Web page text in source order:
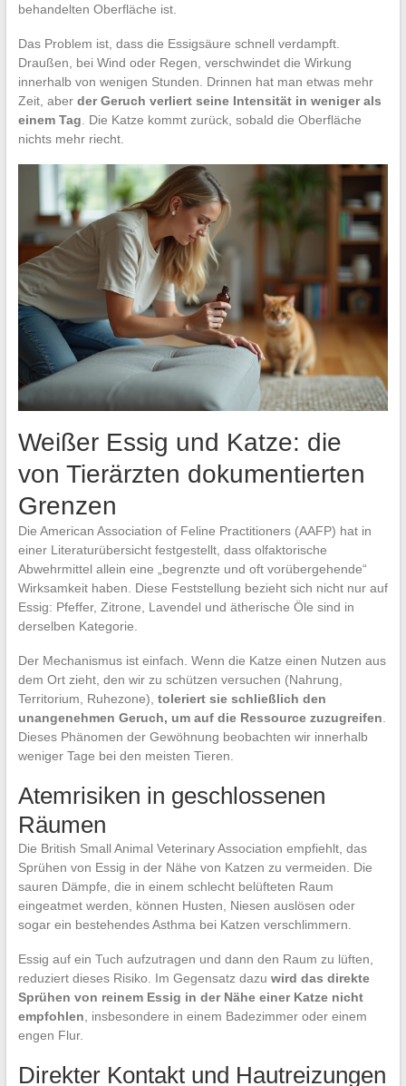
behandelten Oberfläche ist.
Das Problem ist, dass die Essigsäure schnell verdampft.
Draußen, bei Wind oder Regen, verschwindet die Wirkung
innerhalb von wenigen Stunden. Drinnen hat man etwas mehr
Zeit, aber der Geruch verliert seine Intensität in weniger als
einem Tag . Die Katze kommt zurück, sobald die Oberfläche
nichts mehr riecht.
Weißer Essig und Katze: die
von Tierärzten dokumentierten
Grenzen
Die American Association of Feline Practitioners (AAFP) hat in
einer Literaturübersicht festgestellt, dass olfaktorische
Abwehrmittel allein eine „begrenzte und oft vorübergehende“
Wirksamkeit haben. Diese Feststellung bezieht sich nicht nur auf
Essig: Pfeffer, Zitrone, Lavendel und ätherische Öle sind in
derselben Kategorie.
Der Mechanismus ist einfach. Wenn die Katze einen Nutzen aus
dem Ort zieht, den wir zu schützen versuchen (Nahrung,
Territorium, Ruhezone), toleriert sie schließlich den
unangenehmen Geruch, um auf die Ressource zuzugreifen
Dieses Phänomen der Gewöhnung beobachten wir innerhalb
weniger Tage bei den meisten Tieren.
Atemrisiken in geschlossenen
Räumen
Die British Small Animal Veterinary Association empfiehlt, das
Sprühen von Essig in der Nähe von Katzen zu vermeiden. Die
sauren Dämpfe, die in einem schlecht belüfteten Raum
eingeatmet werden, können Husten, Niesen auslösen oder
sogar ein bestehendes Asthma bei Katzen verschlimmern.
Essig auf ein Tuch aufzutragen und dann den Raum zu lüften,
reduziert dieses Risiko. Im Gegensatz dazu wird das direkte
Sprühen von reinem Essig in der Nähe einer Katze nicht
empfohlen , insbesondere in einem Badezimmer oder einem
engen Flur.
Direkter Kontakt und Hautreizungen